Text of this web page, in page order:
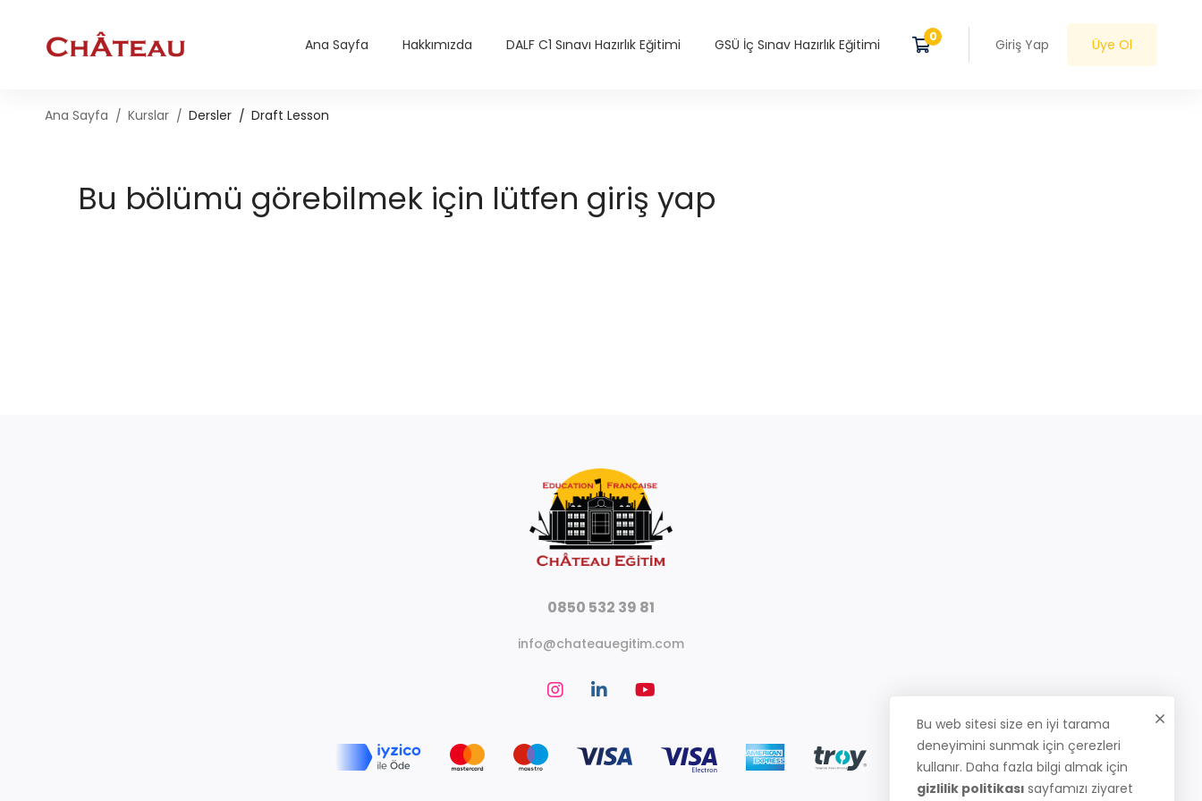
Ana Sayfa Hakkımızda DALF C1 Sınavı Hazırlık Eğitimi GSÜ İç Sınav Hazırlık Eğitimi Giriş Yap Üye Ol
Ana Sayfa Kurslar Dersler Draft Lesson
Bu bölümü görebilmek için lütfen giriş yap
0850 532 39 81
info@chateauegitim.com
Bu web sitesi size en iyi tarama
deneyimini sunmak için çerezleri
kullanır. Daha fazla bilgi almak için
gizlilik politikası sayfamızı ziyaret